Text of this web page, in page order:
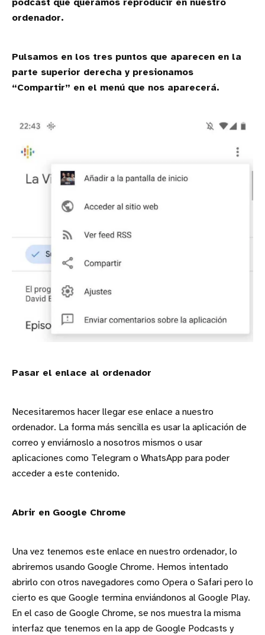
podcast que queramos reproducir en nuestro
ordenador.
Pulsamos en los tres puntos que aparecen en la
parte superior derecha y presionamos
“Compartir” en el menú que nos aparecerá.
Pasar el enlace al ordenador
Necesitaremos hacer llegar ese enlace a nuestro
ordenador. La forma más sencilla es usar la aplicación de
correo y enviárnoslo a nosotros mismos o usar
aplicaciones como Telegram o WhatsApp para poder
acceder a este contenido.
Abrir en Google Chrome
Una vez tenemos este enlace en nuestro ordenador, lo
abriremos usando Google Chrome. Hemos intentado
abrirlo con otros navegadores como Opera o Safari pero lo
cierto es que Google termina enviándonos al Google Play.
En el caso de Google Chrome, se nos muestra la misma
interfaz que tenemos en la app de Google Podcasts y